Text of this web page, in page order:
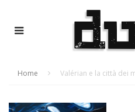
Home Valérian e la città dei